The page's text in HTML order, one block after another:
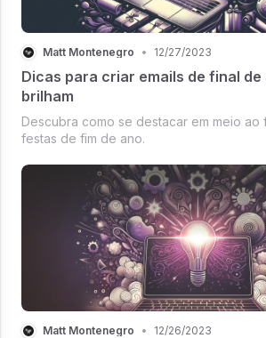
Matt Montenegro • 12/27/2023
Dicas para criar emails de final de
brilham
Descubra como se destacar em meio ao
festas de fim de ano.
Matt Montenegro • 12/26/2023